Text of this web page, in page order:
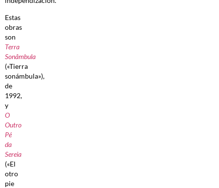
Estas
obras
son
Terra
Sonâmbula
(«Tierra
sonámbula»),
de
1992,
y
O
Outro
Pé
da
Sereia
(«El
otro
pie